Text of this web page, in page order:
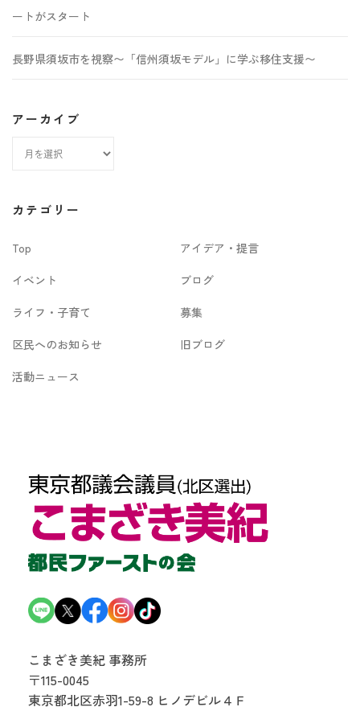
ートがスタート
長野県須坂市を視察〜「信州須坂モデル」に学ぶ移住支援〜
アーカイブ
カ
ブ
カテゴリー
Top
アイデア・提言
イベント
ブログ
ライフ・子育て
募集
区民へのお知らせ
旧ブログ
活動ニュース
こまざき美紀 事務所
〒115-0045
東京都北区赤羽1-59-8 ヒノデビル４Ｆ